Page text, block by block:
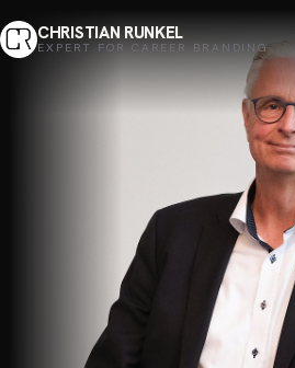
CHRISTIAN RUNKEL
EXPERT FOR CAREER BRANDING